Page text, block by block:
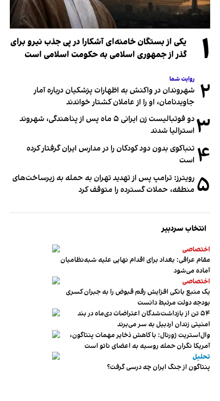
۱
یکی از بستگان خامنه‌ای آشکارا در پی جذب نیرو برای
گذر از جمهوری اسلامی به حکومت اسلامی است
۲ روایت شما
شهروندان در واکنش به اظهارات پزشکیان درباره آمار
جاویدنامان، او را از عاملان کشتار خواندند
۳
دو فوتبالیست زن ایرانی ۵ ماه پس از پناهندگی، شهروند
استرالیا شدند
۴ تنباکوی بدون دود کودکان را در مدارس ایران گرفتار کرده
است
۵ رویترز: ترامپ پس از تهدید تهران به حمله به زیرساخت‌های
منطقه، حملات گسترده را متوقف کرد
انتخاب سردبیر
اختصاصی
مقام عراقی: بغداد برای اقدام نهایی علیه شبه‌نظامیان
آماده می‌شود
اختصاصی
یک منبع بانکی افزایش رقم قبوض را به جبران کسری
بودجه دولت مرتبط دانست
۵۴ تن از بازداشت‌شدگان اعتراضات دی‌ماه در بند
امنیتی زندان اردبیل به سر می‌برند
وال‌استریت ژورنال: با کاهش ذخایر مهمات پنتاگون،
آمریکا نگران حمله روسیه به اعضای ناتو‌ است
تحلیل
پنتاگون از جنگ ایران چه درسی گرفت؟